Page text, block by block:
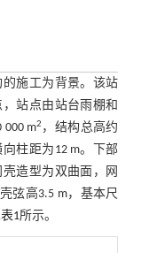
施工为背景。该站
站点由站台雨棚和
m2 ，结构总高约
柱距为12 m。下部
造型为双曲面，网
弦高3.5 m，基本尺
表1所示。